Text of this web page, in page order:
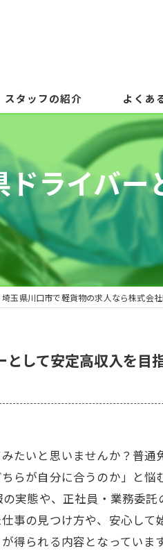
スタッフの紹介 よくあ
ライバ
埼玉県川口市で軽貨物の求人なら株式会
して安定高収入を目
たいと思いませんか？普
らが自分に合うのか」と
実態や、正社員・業務委
事の見つけ方や、安心し
得られる内容となっています